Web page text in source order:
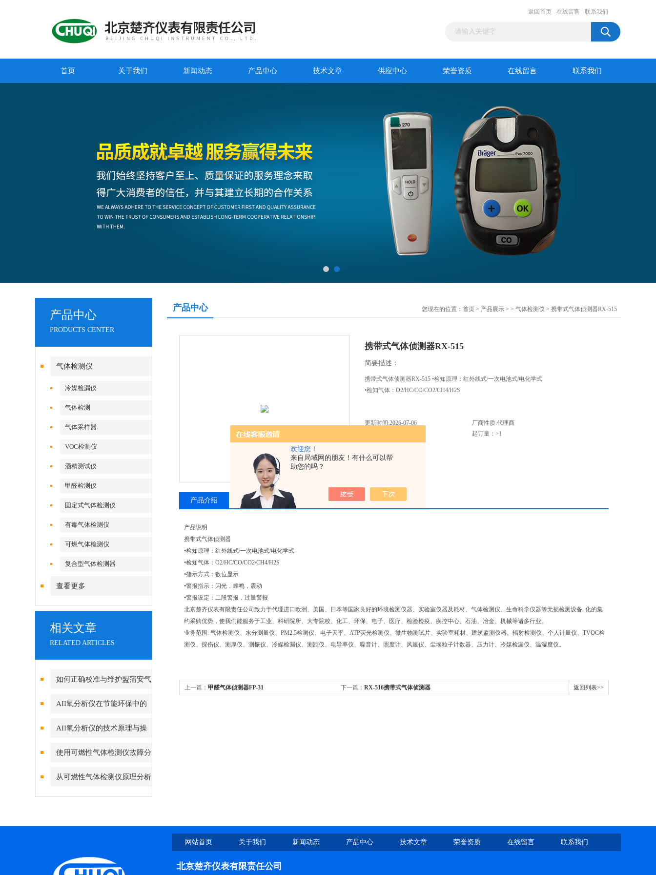
欢迎您！
来自局域网的朋友！有什么可以帮
助您的吗？
返回首页 在线留言 联系我们
首页 关于我们 新闻动态 产品中心 技术文章 供应中心 荣誉资质 在线留言 联系我们
产品中心
PRODUCTS CENTER
气体检测仪
冷媒检漏仪
气体检测
气体采样器
VOC检测仪
酒精测试仪
甲醛检测仪
固定式气体检测仪
有毒气体检测仪
可燃气体检测仪
复合型气体检测器
查看更多
相关文章
RELATED ARTICLES
如何正确校准与维护盟蒲安气
体检测仪？
AII氧分析仪在节能环保中的
AII氧分析仪的技术原理与操
作指南
使用可燃性气体检测仪故障分
析及对策
从可燃性气体检测仪原理分析
故障的产生
产品中心 您现在的位置： 首页 > 产品展示 > > 气体检测仪 > 携带式气体侦测器RX-515
携带式气体侦测器RX-515
简要描述：
携带式气体侦测器RX-515 •检知原理：红外线式/一次电池式/电化学式
•检知气体：O2/HC/CO/CO2/CH4/H2S
更新时间:2026-07-06
厂商性质:代理商
起订量：>1
产品介绍 留言询价
产品说明
携带式气体侦测器
•检知原理：红外线式/一次电池式/电化学式
•检知气体：O2/HC/CO/CO2/CH4/H2S
•指示方式：数位显示
•警报指示：闪光，蜂鸣，震动
•警报设定：二段警报，过量警报
北京楚齐仪表有限责任公司致力于代理进口欧洲、美国、日本等国家良好的环境检测仪器、实验室仪器及耗材、气体检测仪、生命科学仪器等无损检测设备. 化的集
约采购优势，使我们能服务于工业、科研院所、大专院校、化工、环保、电子、医疗、检验检疫、疾控中心、石油、冶金、机械等诸多行业。
业务范围: 气体检测仪、水分测量仪、PM2.5检测仪、电子天平、ATP荧光检测仪、微生物测试片、实验室耗材、建筑监测仪器、辐射检测仪、个人计量仪、TVOC检
测仪、探伤仪、测厚仪、测振仪、冷媒检漏仪、测距仪、电导率仪、噪音计、照度计、风速仪、尘埃粒子计数器、压力计、冷媒检漏仪、温湿度仪。
上一篇： 甲醛气体侦测器FP-31 下一篇： RX-516携带式气体侦测器 返回列表>>
网站首页 关于我们 新闻动态 产品中心 技术文章 荣誉资质 在线留言 联系我们
北京楚齐仪表有限责任公司